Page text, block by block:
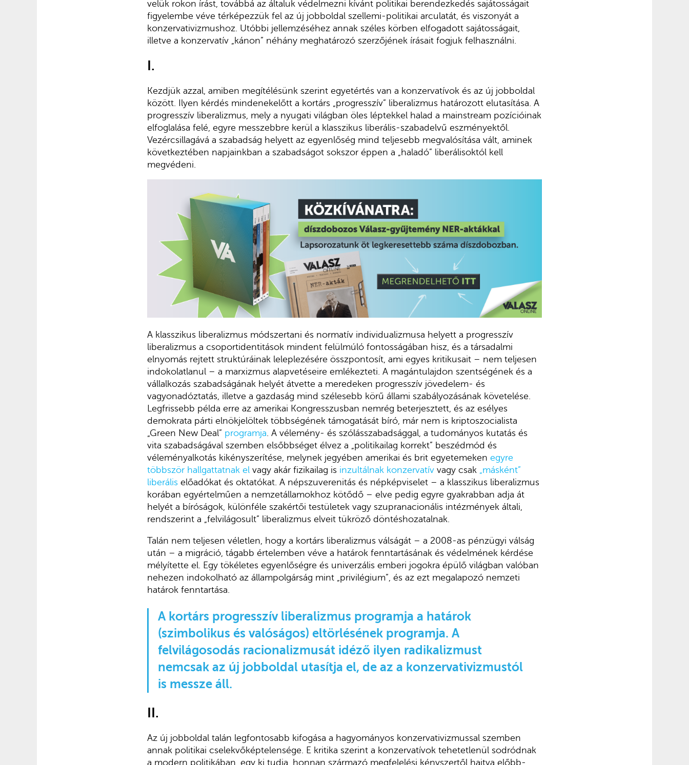
velük rokon írást, továbbá az általuk védelmezni kívánt politikai berendezkedés sajátosságait
figyelembe véve térképezzük fel az új jobboldal szellemi-politikai arculatát, és viszonyát a
konzervativizmushoz. Utóbbi jellemzéséhez annak széles körben elfogadott sajátosságait,
illetve a konzervatív „kánon” néhány meghatározó szerzőjének írásait fogjuk felhasználni.
I.
Kezdjük azzal, amiben megítélésünk szerint egyetértés van a konzervatívok és az új jobboldal
között. Ilyen kérdés mindenekelőtt a kortárs „progresszív” liberalizmus határozott elutasítása. A
progresszív liberalizmus, mely a nyugati világban öles léptekkel halad a mainstream pozícióinak
elfoglalása felé, egyre messzebbre kerül a klasszikus liberális-szabadelvű eszményektől.
Vezércsillagává a szabadság helyett az egyenlőség mind teljesebb megvalósítása vált, aminek
következtében napjainkban a szabadságot sokszor éppen a „haladó” liberálisoktól kell
megvédeni.
A klasszikus liberalizmus módszertani és normatív individualizmusa helyett a progresszív
liberalizmus a csoportidentitások mindent felülmúló fontosságában hisz, és a társadalmi
elnyomás rejtett struktúráinak leleplezésére összpontosít, ami egyes kritikusait – nem teljesen
indokolatlanul – a marxizmus alapvetéseire emlékezteti. A magántulajdon szentségének és a
vállalkozás szabadságának helyét átvette a meredeken progresszív jövedelem- és
vagyonadóztatás, illetve a gazdaság mind szélesebb körű állami szabályozásának követelése.
Legfrissebb példa erre az amerikai Kongresszusban nemrég beterjesztett, és az esélyes
demokrata párti elnökjelöltek többségének támogatását bíró, már nem is kriptoszocialista
„Green New Deal” programja. A vélemény- és szólásszabadsággal, a tudományos kutatás és
vita szabadságával szemben elsőbbséget élvez a „politikailag korrekt” beszédmód és
véleményalkotás kikényszerítése, melynek jegyében amerikai és brit egyetemeken egyre
többször hallgattatnak el vagy akár fizikailag is inzultálnak konzervatív vagy csak „másként”
liberális előadókat és oktatókat. A népszuverenitás és népképviselet – a klasszikus liberalizmus
korában egyértelműen a nemzetállamokhoz kötődő – elve pedig egyre gyakrabban adja át
helyét a bíróságok, különféle szakértői testületek vagy szupranacionális intézmények általi,
rendszerint a „felvilágosult” liberalizmus elveit tükröző döntéshozatalnak.
Talán nem teljesen véletlen, hogy a kortárs liberalizmus válságát – a 2008-as pénzügyi válság
után – a migráció, tágabb értelemben véve a határok fenntartásának és védelmének kérdése
mélyítette el. Egy tökéletes egyenlőségre és univerzális emberi jogokra épülő világban valóban
nehezen indokolható az állampolgárság mint „privilégium”, és az ezt megalapozó nemzeti
határok fenntartása.
A kortárs progresszív liberalizmus programja a határok
(szimbolikus és valóságos) eltörlésének programja. A
felvilágosodás racionalizmusát idéző ilyen radikalizmust
nemcsak az új jobboldal utasítja el, de az a konzervativizmustól
is messze áll.
II.
Az új jobboldal talán legfontosabb kifogása a hagyományos konzervativizmussal szemben
annak politikai cselekvőképtelensége. E kritika szerint a konzervatívok tehetetlenül sodródnak
a modern politikában, egy ki tudja, honnan származó megfelelési kényszertől hajtva előbb-